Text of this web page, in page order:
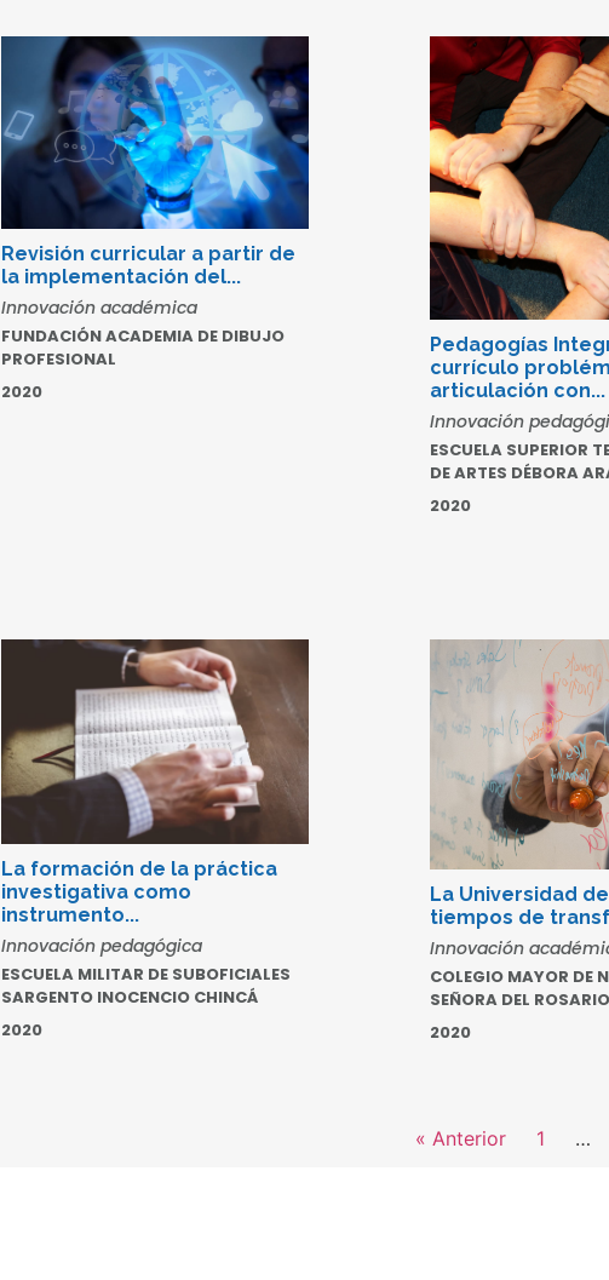
Revisión curricular a partir de
la implementación del...
Innovación académica
FUNDACIÓN ACADEMIA DE DIBUJO
PROFESIONAL
2020
Pedagogías
currículo
articulación con...
Innovación
ESCUELA SUPERIOR
DE ARTES DÉBORA
2020
La formación de la práctica
investigativa como
instrumento...
Innovación pedagógica
ESCUELA MILITAR DE SUBOFICIALES
SARGENTO INOCENCIO CHINCÁ
2020
La Universidad
tiempos de
Innovación
COLEGIO MAYOR DE
SEÑORA DEL ROSARIO
2020
« Anterior 1 …